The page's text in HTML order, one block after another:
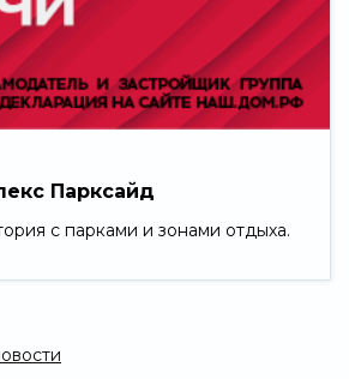
Парксайд
с парками и зонами отдыха.